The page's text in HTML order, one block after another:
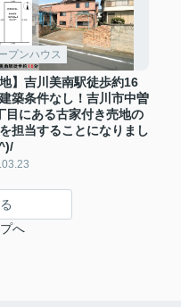
プンハウス
地】吉川美南駅徒歩約16
築条件なし！吉川市中曽
目にある古家付き売地の
担当することになりまし
へ